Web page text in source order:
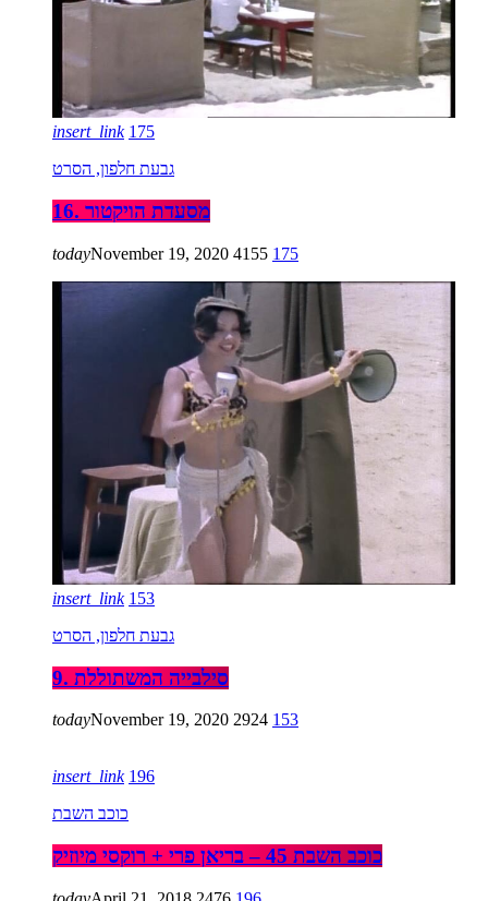
insert_link 175
גבעת חלפון, הסרט
16. מסעדת הויקטור
todayNovember 19, 2020 4155 175
insert_link 153
גבעת חלפון, הסרט
9. סילבייה המשתוללת
todayNovember 19, 2020 2924 153
insert_link 196
כוכב השבת
כוכב השבת 45 – בריאן פרי + רוקסי מיוזיק